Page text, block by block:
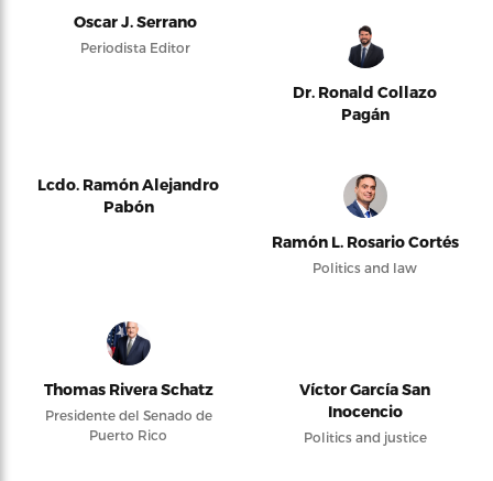
Oscar J. Serrano
Periodista Editor
Dr. Ronald Collazo
Pagán
Lcdo. Ramón Alejandro
Pabón
Ramón L. Rosario Cortés
Politics and law
Thomas Rivera Schatz
Presidente del Senado de
Puerto Rico
Víctor García San
Inocencio
Politics and justice